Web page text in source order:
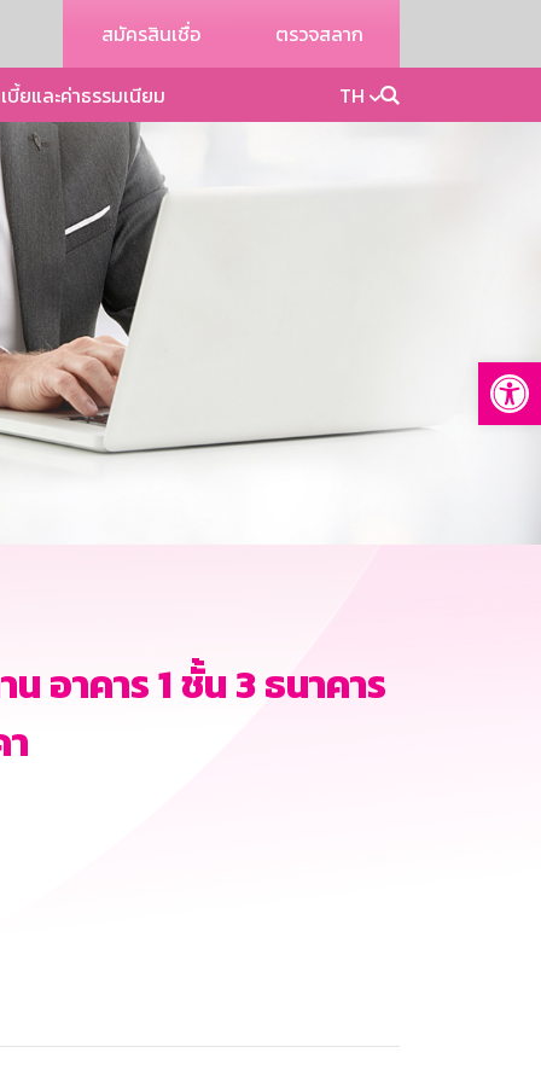
สมัครสินเชื่อ ตรวจสลาก
บี้ยและค่าธรรมเนียม TH
อาคาร 1 ชั้น 3 ธนาคาร